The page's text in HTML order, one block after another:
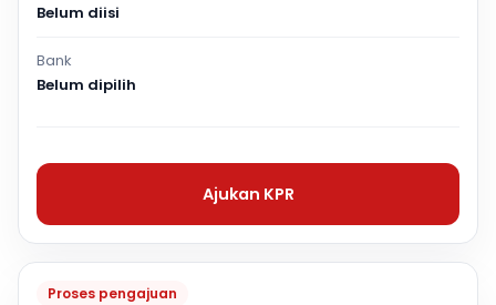
Proses pengajuan
Belum diisi
Bank
Belum dipilih
Ajukan KPR